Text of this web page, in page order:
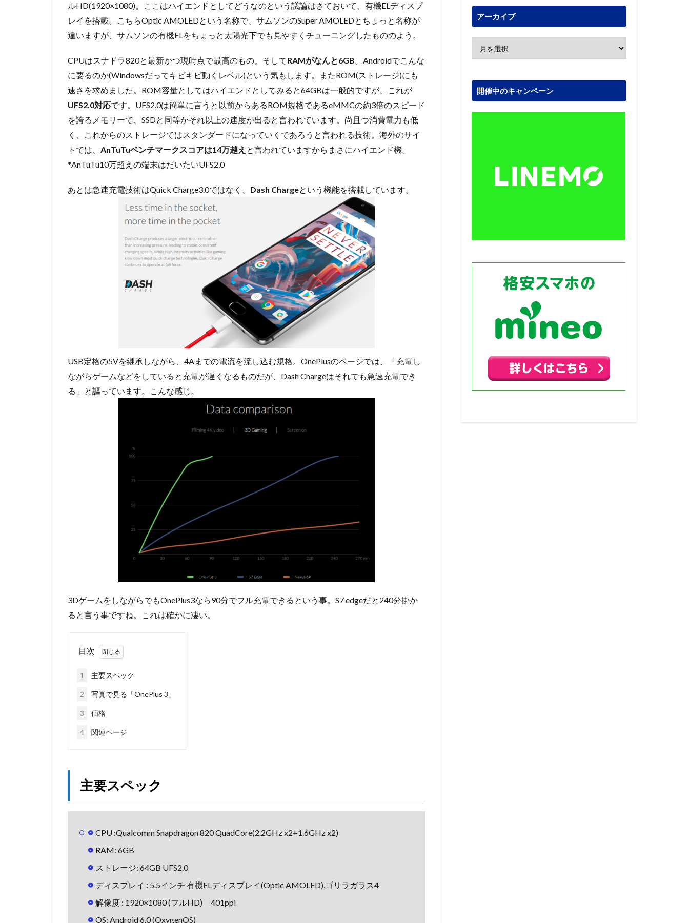
ルHD(1920×1080)。ここはハイエンドとしてどうなのという議論はさておいて、有機ELディスプ
レイを搭載。こちらOptic AMOLEDという名称で、サムソンのSuper AMOLEDとちょっと名称が
違いますが、サムソンの有機ELをちょっと太陽光下でも見やすくチューニングしたもののよう。
CPUはスナドラ820と最新かつ現時点で最高のもの。そしてRAMがなんと6GB。Androidでこんな
に要るのか(Windowsだってキビキビ動くレベル)という気もします。またROM(ストレージ)にも
速さを求めました。ROM容量としてはハイエンドとしてみると64GBは一般的ですが、これが
UFS2.0対応です。UFS2.0は簡単に言うと以前からあるROM規格であるeMMCの約3倍のスピード
を誇るメモリーで、SSDと同等かそれ以上の速度が出ると言われています。尚且つ消費電力も低
く、これからのストレージではスタンダードになっていくであろうと言われる技術。海外のサイ
トでは、 AnTuTuベンチマークスコアは14万越え と言われていますからまさにハイエンド機。
*AnTuTu10万超えの端末はだいたいUFS2.0
あとは急速充電技術はQuick Charge3.0ではなく、 Dash Chargeという機能を搭載しています。
USB定格の5Vを継承しながら、4Aまでの電流を流し込む規格。OnePlusのページでは、「充電し
ながらゲームなどをしていると充電が遅くなるものだが、Dash Chargeはそれでも急速充電でき
る」と謳っています。こんな感じ。
3DゲームをしながらでもOnePlus3なら90分でフル充電できるという事。S7 edgeだと240分掛か
ると言う事ですね。これは確かに凄い。
目次
1 主要スペック
2 写真で見る「OnePlus 3」
3 価格
4 関連ページ
主要スペック
CPU :Qualcomm Snapdragon 820 QuadCore(2.2GHz x2+1.6GHz x2)
RAM: 6GB
ストレージ: 64GB UFS2.0
ディスプレイ : 5.5インチ 有機ELディスプレイ(Optic AMOLED),ゴリラガラス4
解像度 : 1920×1080 (フルHD) 401ppi
OS: Android 6.0 (OxygenOS)
アーカイブ
開催中のキャンペーン